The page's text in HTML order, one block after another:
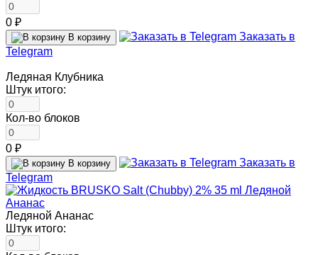
0 ₽
В корзину
Заказать в
Telegram
Ледяная Клубника
Штук итого:
Кол-во блоков
0 ₽
В корзину
Заказать в
Telegram
Ледяной Ананас
Штук итого: